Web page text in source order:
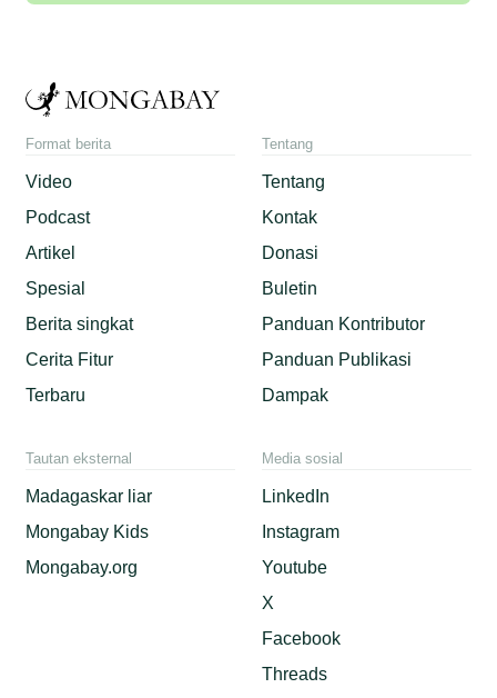
Format berita
Video
Podcast
Artikel
Spesial
Berita singkat
Cerita Fitur
Terbaru
Tentang
Tentang
Kontak
Donasi
Buletin
Panduan Kontributor
Panduan Publikasi
Dampak
Tautan eksternal
Madagaskar liar
Mongabay Kids
Mongabay.org
Media sosial
LinkedIn
Instagram
Youtube
X
Facebook
Threads